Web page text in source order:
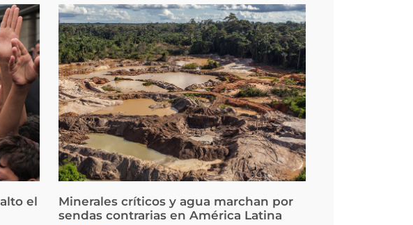
el
Minerales críticos y agua marchan por
sendas contrarias en América Latina